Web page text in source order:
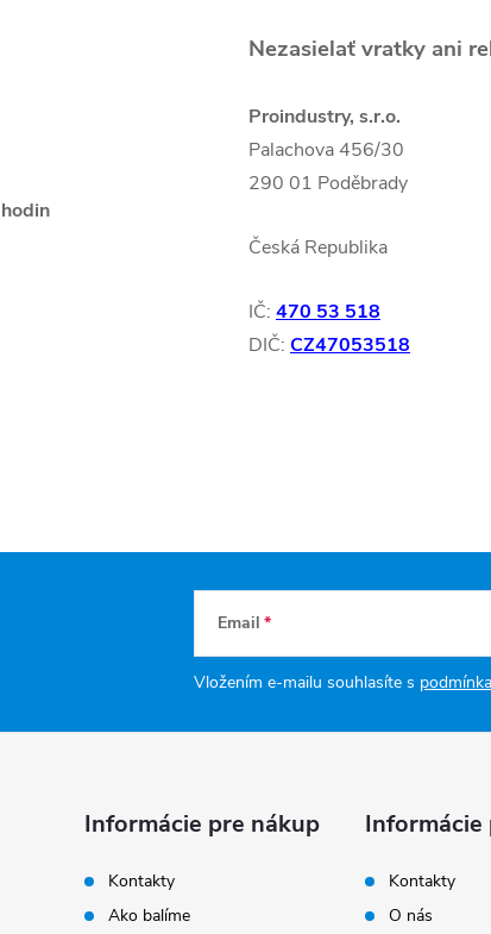
Nezasielať vratky ani
Proindustry, s.r.o.
Palachova 456/30
290 01 Poděbrady
Česká Republika
IČ: 470 53 518
DIČ: CZ47053518
Email
Vložením e-mailu souhlasíte s
Informácie pre nákup
Kontakty
Ako balíme
Informácie
Kontakty
O nás